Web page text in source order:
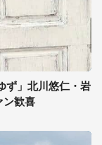
ず」北川悠仁・岩
ン歓喜